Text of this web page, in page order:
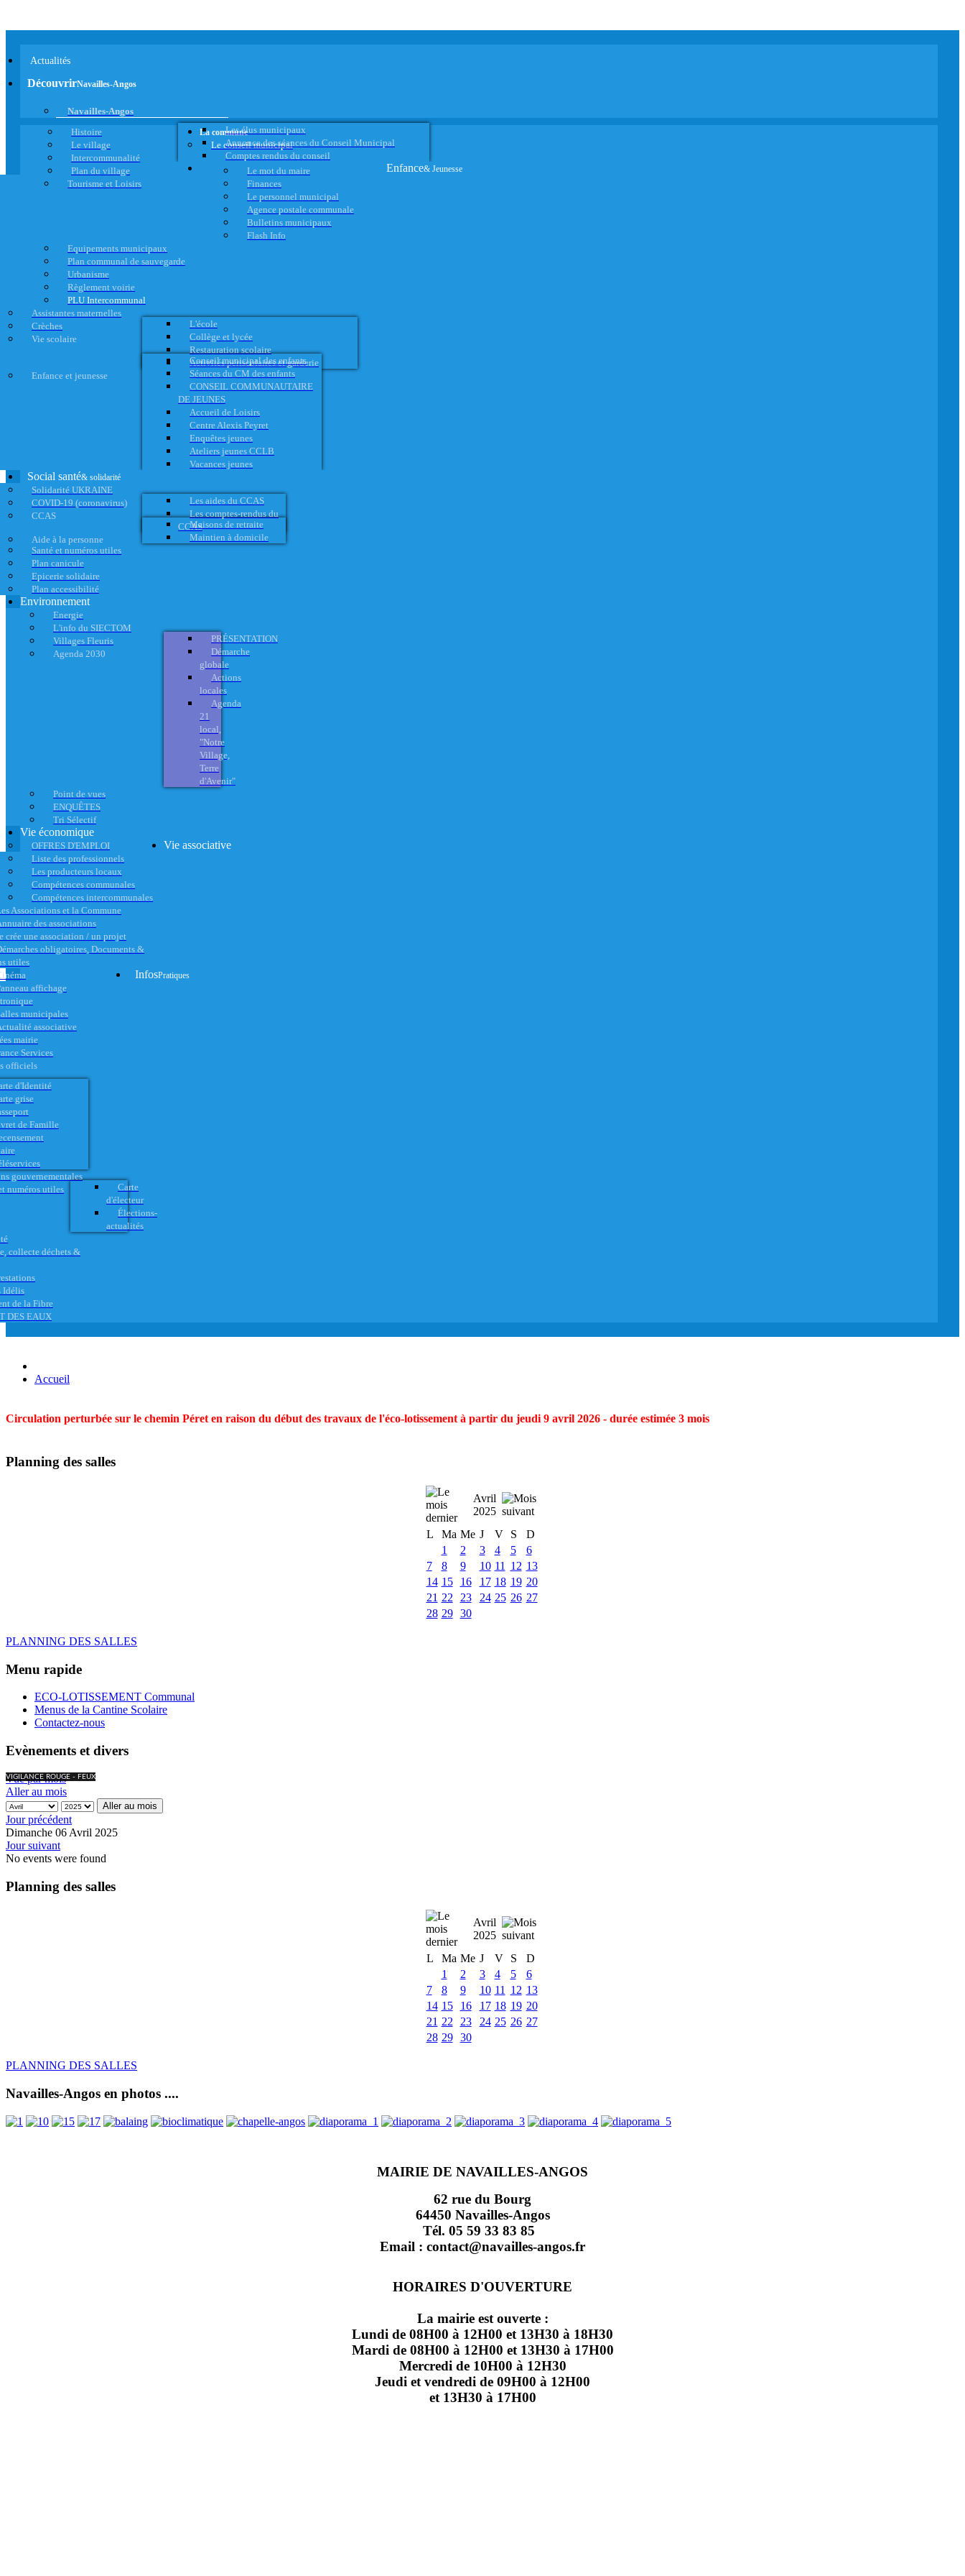
Actualités
DécouvrirNavailles-Angos
Navailles-Angos
Histoire
Le village
Intercommunalité
Plan du village
Tourisme et Loisirs
La commune
Le conseil municipal
Les élus municipaux
Annonce des séances du Conseil Municipal
Comptes rendus du conseil
Le mot du maire
Finances
Le personnel municipal
Agence postale communale
Bulletins municipaux
Flash Info
Equipements municipaux
Plan communal de sauvegarde
Urbanisme
Règlement voirie
PLU Intercommunal
Enfance& Jeunesse
Assistantes maternelles
Crèches
Vie scolaire
L'école
Collège et lycée
Restauration scolaire
Activités périscolaires et garderie
Enfance et jeunesse
Conseil municipal des enfants
Séances du CM des enfants
CONSEIL COMMUNAUTAIRE
DE JEUNES
Accueil de Loisirs
Centre Alexis Peyret
Enquêtes jeunes
Ateliers jeunes CCLB
Vacances jeunes
Social santé& solidarité
Solidarité UKRAINE
COVID-19 (coronavirus)
CCAS
Les aides du CCAS
Les comptes-rendus du
CCAS
Aide à la personne
Maisons de retraite
Maintien à domicile
Santé et numéros utiles
Plan canicule
Epicerie solidaire
Plan accessibilité
Environnement
Energie
L'info du SIECTOM
Villages Fleuris
Agenda 2030
PRÉSENTATION
Démarche
globale
Actions
locales
Agenda
21
local,
"Notre
Village,
Terre
d'Avenir"
Point de vues
ENQUÊTES
Tri Sélectif
Vie économique
OFFRES D'EMPLOI
Liste des professionnels
Les producteurs locaux
Compétences communales
Compétences intercommunales
Vie associative
Associations et la Commune
des associations
crée une association / un projet
obligatoires, Documents &
utiles
affichage
municipales
associative
InfosPratiques
mairie
Services
officiels
d'Identité
grise
de Famille
gouvernementales
numéros utiles
Carte
d'électeur
Élections-
actualités
collecte déchets &
Idélis
de la Fibre
DES EAUX
Accueil
Circulation perturbée sur le chemin Péret en raison du début des travaux de l'éco-lotissement à partir du jeudi 9 avril 2026 - durée estimée 3 mois
Planning des salles
Avril
2025
L
Ma Me J V S
D
1
2 3 4 5
6
7
8 9 10 11 12 13
14 15 16 17 18 19 20
21 22 23 24 25 26 27
28 29 30
PLANNING DES SALLES
Menu rapide
ECO-LOTISSEMENT Communal
Menus de la Cantine Scolaire
Contactez-nous
Evènements et divers
VIGILANCE ROUGE - FEUX
Vue par mois
Aller au mois
Aller au mois
Jour précédent
Dimanche 06 Avril 2025
Jour suivant
No events were found
Planning des salles
Avril
2025
L
Ma Me J V S
D
1
2 3 4 5
6
7
8 9 10 11 12 13
14 15 16 17 18 19 20
21 22 23 24 25 26 27
28 29 30
PLANNING DES SALLES
Navailles-Angos en photos ....
MAIRIE DE NAVAILLES-ANGOS
62 rue du Bourg
64450 Navailles-Angos
Tél. 05 59 33 83 85
Email : contact@navailles-angos.fr
HORAIRES D'OUVERTURE
La mairie est ouverte :
Lundi de 08H00 à 12H00 et 13H30 à 18H30
Mardi de 08H00 à 12H00 et 13H30 à 17H00
Mercredi de 10H00 à 12H30
Jeudi et vendredi de 09H00 à 12H00
et 13H30 à 17H00